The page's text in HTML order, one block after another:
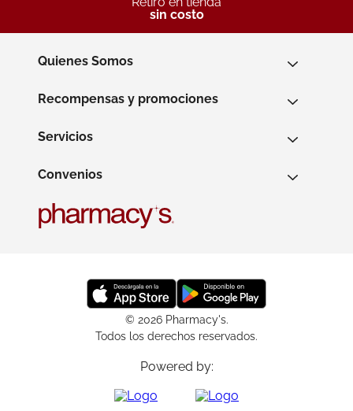
sin costo
Quienes Somos
Recompensas y promociones
Servicios
Convenios
© 2026 Pharmacy's.
Todos los derechos reservados.
Powered by: